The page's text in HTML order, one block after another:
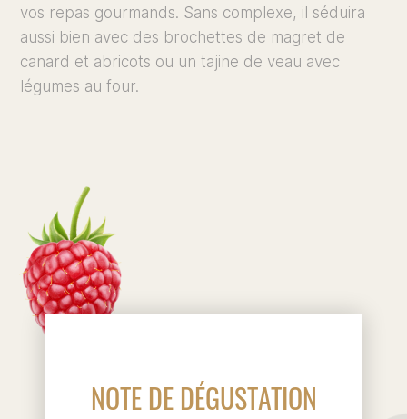
vos repas gourmands. Sans complexe, il séduira
aussi bien avec des brochettes de magret de
canard et abricots ou un tajine de veau avec
légumes au four.
NOTE DE DÉGUSTATION